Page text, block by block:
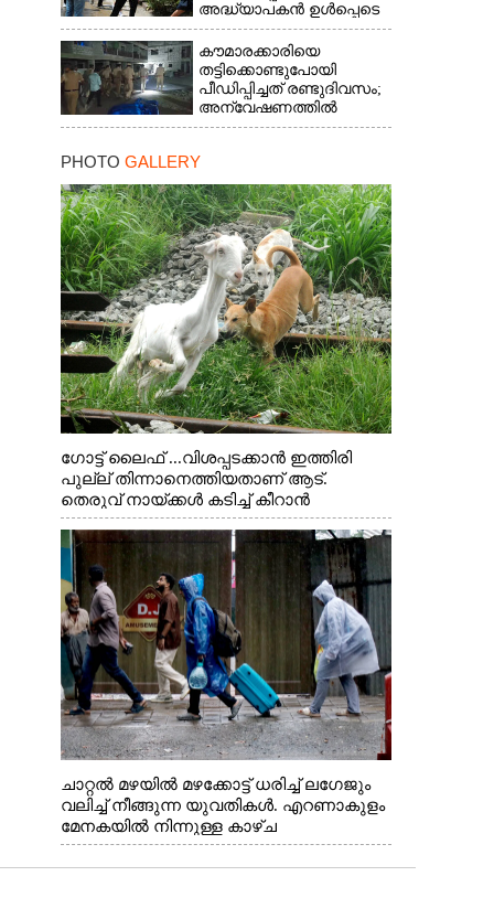
അദ്ധ്യാപകൻ ഉൾപ്പെടെ
രണ്ടുമരണം; 15 പേർക്ക്
പരിക്ക്
കൗമാരക്കാരിയെ
തട്ടിക്കൊണ്ടുപോയി
പീഡിപ്പിച്ചത് രണ്ടുദിവസം;
അന്വേഷണത്തിൽ
നിർണായകമായത്
ഡെലിവറി
PHOTO GALLERY
ഗോട്ട് ലൈഫ് ...വിശപ്പടക്കാൻ ഇത്തിരി
പുല്ല് തിന്നാനെത്തിയതാണ് ആട്.
തെരുവ് നായ്ക്കൾ കടിച്ച് കീറാൻ
വന്നതോടെ വയറിന്റെ ആന്തൽ മറന്ന്
ജീവന് വേണ്ടിയായി ഓട്ടം. എറണാകുളം
വാത്തുരുത്തിയിൽ നിന്നുള്ള കാഴ്ച
ചാറ്റൽ മഴയിൽ മഴക്കോട്ട് ധരിച്ച് ലഗേജും
വലിച്ച് നീങ്ങുന്ന യുവതികൾ. എറണാകുളം
മേനകയിൽ നിന്നുള്ള കാഴ്ച